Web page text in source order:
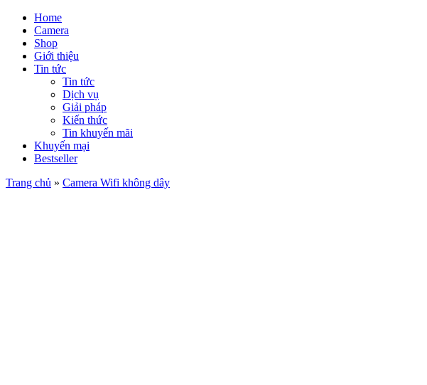
Home
Camera
Shop
Giới thiệu
Tin tức
Tin tức
Dịch vụ
Giải pháp
Kiến thức
Tin khuyến mãi
Khuyến mại
Bestseller
Trang chủ » Camera Wifi không dây